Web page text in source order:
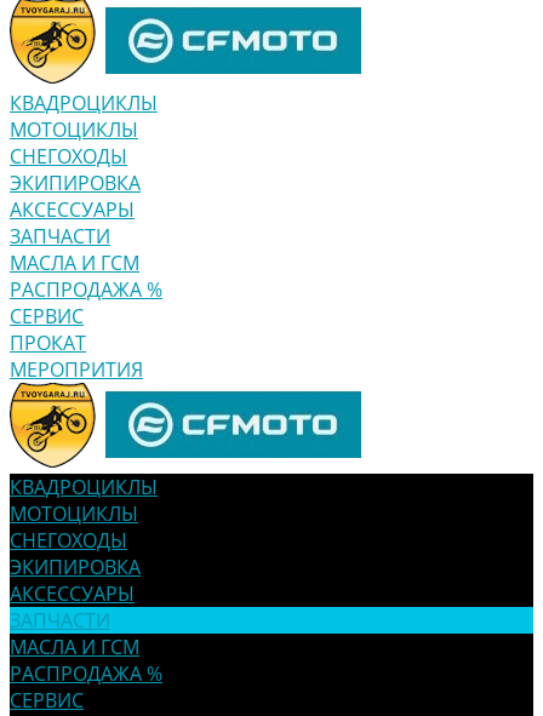
КВАДРОЦИКЛЫ
МОТОЦИКЛЫ
СНЕГОХОДЫ
ЭКИПИРОВКА
АКСЕССУАРЫ
ЗАПЧАСТИ
МАСЛА И ГСМ
РАСПРОДАЖА %
СЕРВИС
ПРОКАТ
МЕРОПРИТИЯ
КВАДРОЦИКЛЫ
МОТОЦИКЛЫ
СНЕГОХОДЫ
ЭКИПИРОВКА
АКСЕССУАРЫ
ЗАПЧАСТИ
МАСЛА И ГСМ
РАСПРОДАЖА %
СЕРВИС